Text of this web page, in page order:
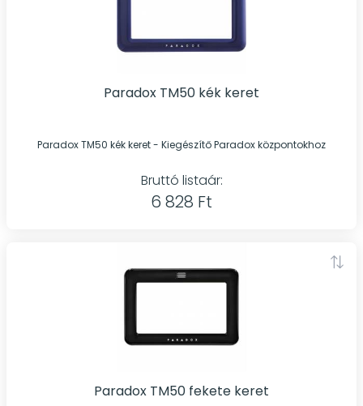
Paradox TM50 kék keret
Paradox TM50 kék keret - Kiegészítő Paradox központokhoz
Bruttó listaár:
6 828 Ft
Paradox TM50 fekete keret